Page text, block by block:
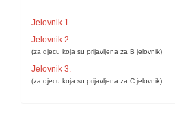
Jelovnik 1.
Jelovnik 2.
(za djecu koja su prijavljena za B jelovnik)
Jelovnik 3.
(za djecu koja su prijavljena za C jelovnik)